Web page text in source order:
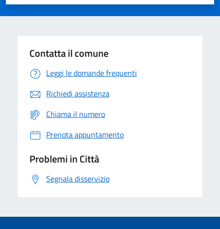
Contatta il comune
Leggi le domande frequenti
Richiedi assistenza
Chiama il numero
Prenota appuntamento
Problemi in Città
Segnala disservizio